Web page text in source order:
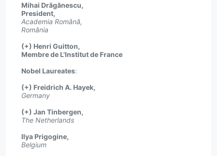
Mihai Drăgănescu,
President,
Academia Română,
România
(+) Henri Guitton,
Membre de L'Institut de France
Nobel Laureates:
(+) Freidrich A. Hayek,
Germany
(+) Jan Tinbergen,
The Netherlands
Ilya Prigogine,
Belgium